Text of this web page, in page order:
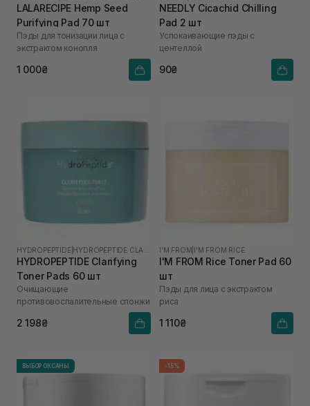
LALARECIPE Hemp Seed
Purifying Pad 70 шт
Пэды для тонизации лица с
экстрактом конопля
1 000₴
NEEDLY Cicachid Chilling
Pad 2 шт
Успокаивающие пэды с
центеллой
90₴
HYDROPEPTIDE
HYDROPEPTIDE Clarifying
Toner Pads 60 шт
Очищающие
противовоспалительные спонжи
2 198₴
I'M FROM I'M FROM RICE
I'M FROM Rice Toner Pad 60
шт
Пэды для лица с экстрактом
риса
1 110₴
ВЫБОР ОКСАНЫ -15%